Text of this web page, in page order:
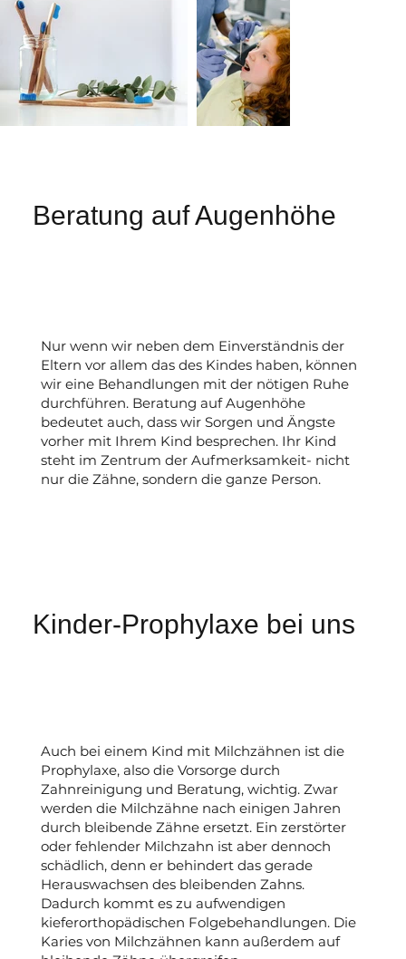
Beratung auf Augenhöhe
Nur wenn wir neben dem Einverständnis der
Eltern vor allem das des Kindes haben, können
wir eine Behandlungen mit der nötigen Ruhe
durchführen. Beratung auf Augenhöhe
bedeutet auch, dass wir Sorgen und Ängste
vorher mit Ihrem Kind besprechen. Ihr Kind
steht im Zentrum der Aufmerksamkeit- nicht
nur die Zähne, sondern die ganze Person.
Auch bei einem Kind mit Milchzähnen ist die
Prophylaxe, also die Vorsorge durch
Zahnreinigung und Beratung, wichtig. Zwar
werden die Milchzähne nach einigen Jahren
durch bleibende Zähne ersetzt. Ein zerstörter
oder fehlender Milchzahn ist aber dennoch
schädlich, denn er behindert das gerade
Herauswachsen des bleibenden Zahns.
Dadurch kommt es zu aufwendigen
kieferorthopädischen Folgebehandlungen. Die
Karies von Milchzähnen kann außerdem auf
Kinder-Prophylaxe bei uns